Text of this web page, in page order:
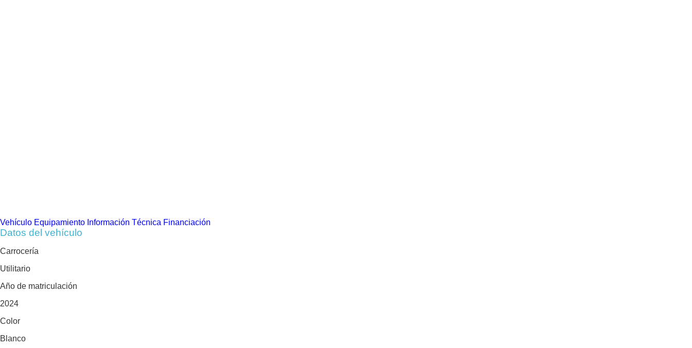
Vehículo Equipamiento Información Técnica Financiación
Datos del vehículo
Carrocería
Utilitario
Año de matriculación
2024
Color
Blanco